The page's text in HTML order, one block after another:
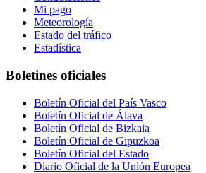
Mi pago
Meteorología
Estado del tráfico
Estadística
Boletines oficiales
Boletín Oficial del País Vasco
Boletín Oficial de Álava
Boletín Oficial de Bizkaia
Boletín Oficial de Gipuzkoa
Boletín Oficial del Estado
Diario Oficial de la Unión Europea